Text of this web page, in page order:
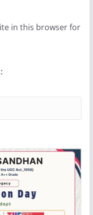
in this browser for